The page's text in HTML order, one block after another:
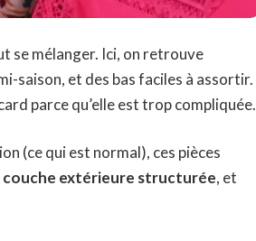
se mélanger. Ici, on retrouve
saison, et des bas faciles à assortir.
parce qu’elle est trop compliquée.
(ce qui est normal), ces pièces
couche extérieure structurée, et